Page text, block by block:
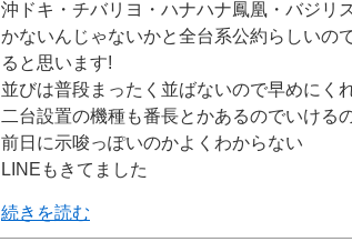
沖ドキ・チバリヨ・ハナハナ鳳凰・バジリ
かないんじゃないかと全台系公約らしいの
ると思います!
並びは普段まったく並ばないので早めにく
二台設置の機種も番長とかあるのでいける
前日に示唆っぽいのかよくわからない
LINEもきてました
続きを読む